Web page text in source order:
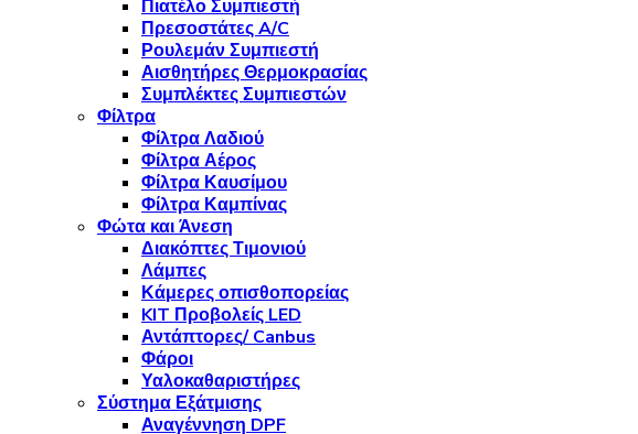
Πιατέλο Συμπιεστή
Πρεσοστάτες A/C
Ρουλεμάν Συμπιεστή
Αισθητήρες Θερμοκρασίας
Συμπλέκτες Συμπιεστών
Φίλτρα
Φίλτρα Λαδιού
Φίλτρα Αέρος
Φίλτρα Καυσίμου
Φίλτρα Καμπίνας
Φώτα και Άνεση
Διακόπτες Τιμονιού
Λάμπες
Κάμερες οπισθοπορείας
KIT Προβολείς LED
Αντάπτορες/ Canbus
Φάροι
Υαλοκαθαριστήρες
Σύστημα Εξάτμισης
Αναγέννηση DPF